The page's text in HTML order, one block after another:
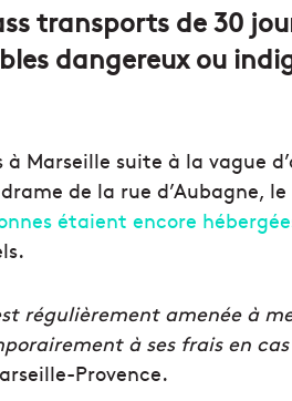
transports de 30
dangereux ou
Marseille suite à la vague
de la rue d’Aubagne, le
étaient encore
régulièrement amenée à
à ses frais en
Provence.